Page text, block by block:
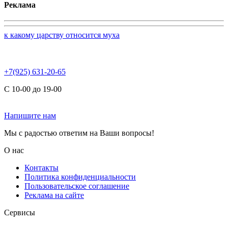
Реклама
к какому царству относится муха
+7(925) 631-20-65
С 10-00 до 19-00
Напишите нам
Мы с радостью ответим на Ваши вопросы!
О нас
Контакты
Политика конфиденциальности
Пользовательское соглашение
Реклама на сайте
Сервисы